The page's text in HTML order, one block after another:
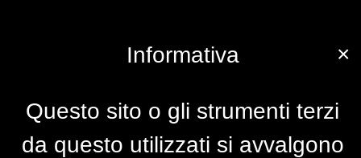
×
Informativa
Questo sito o gli strumenti terzi
da questo utilizzati si avvalgono